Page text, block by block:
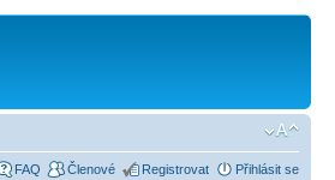
FAQ Členové Registrovat Přihlásit se